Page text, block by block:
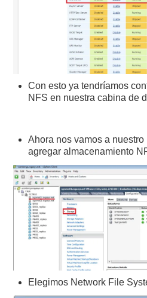
Con esto ya tendríamos
NFS en nuestra cabina de
Ahora nos vamos a
agregar almacenamiento
Elegimos Network File